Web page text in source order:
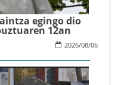
egingo dio
12an
2026/08/06